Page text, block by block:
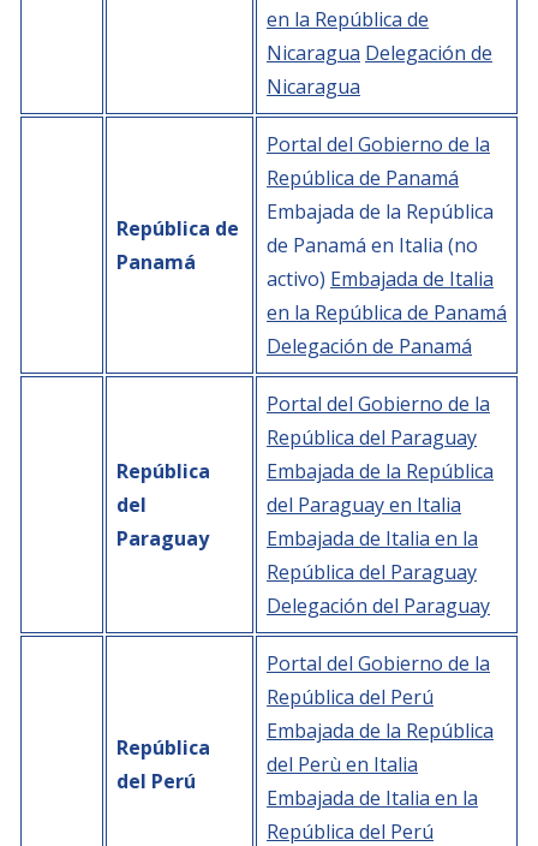
en la República de
Nicaragua Delegación de
Nicaragua
República de
Panam
Portal del Gobierno de la
República de Panam
Embajada de la República
de Panamá en Italia (no
activo) Embajada de Italia
en la República de Panam
Delegación de Panam
República
del
Paraguay
Portal del Gobierno de la
República del Paraguay
Embajada de la República
del Paraguay en Italia
Embajada de Italia en la
República del Paraguay
Delegación del Paraguay
República
del Perú
Portal del Gobierno de la
República del Perú
Embajada de la República
del Perù en Italia
Embajada de Italia en la
República del Perú